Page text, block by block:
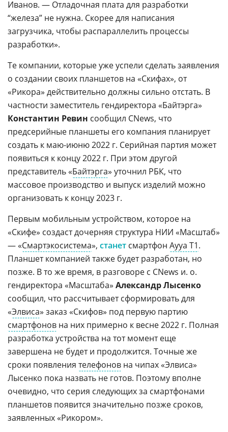
Иванов. — Отладочная плата для разработки
“железа” не нужна. Скорее для написания
загрузчика, чтобы распараллелить процессы
разработки».
Те компании, которые уже успели сделать заявления
о создании своих планшетов на «Скифах», от
«Рикора» действительно должны сильно отстать. В
частности заместитель гендиректора «Байтэрга»
Константин Ревин сообщил CNews, что
предсерийные планшеты его компания планирует
создать к маю-июню 2022 г. Серийная партия может
появиться к концу 2022 г. При этом другой
представитель «Байтэрга» уточнил РБК, что
массовое производство и выпуск изделий можно
организовать к концу 2023 г.
Первым мобильным устройством, которое на
«Скифе» создаст дочерняя структура НИИ «Масштаб»
— «Смартэкосистема», станет смартфон Ayya T1.
Планшет компанией также будет разработан, но
позже. В то же время, в разговоре с CNews и. о.
гендиректора «Масштаба» Александр Лысенко
сообщил, что рассчитывает сформировать для
«Элвиса» заказ «Скифов» под первую партию
смартфонов на них примерно к весне 2022 г. Полная
разработка устройства на тот момент еще
завершена не будет и продолжится. Точные же
сроки появления телефонов на чипах «Элвиса»
Лысенко пока назвать не готов. Поэтому вполне
очевидно, что серия следующих за смартфонами
планшетов появится значительно позже сроков,
заявленных «Рикором».